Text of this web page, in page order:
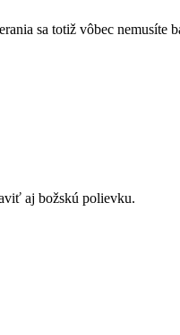
sa totiž vôbec nemusíte
aj božskú polievku.